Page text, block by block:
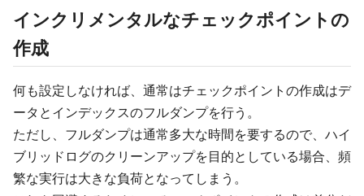
インクリメンタルなチェックポイントの
作成
何も設定しなければ、通常はチェックポイントの作成はデ
ータとインデックスのフルダンプを行う。
ただし、フルダンプは通常多大な時間を要するので、ハイ
ブリッドログのクリーンアップを目的としている場合、頻
繁な実行は大きな負荷となってしまう。